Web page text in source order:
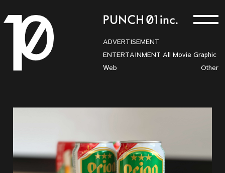
ADVERTISEMENT
ENTERTAINMENT All Movie Graphic
Web
Other